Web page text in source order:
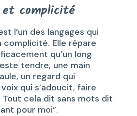
complicité
l’un des langages qui
complicité. Elle répare
qu’un long
tendre, une main
un regard qui
qui s’adoucit, faire
Tout cela dit sans mots dit
pour moi”.